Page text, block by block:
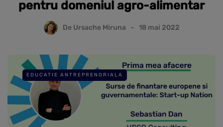
pentru domeniul agro-alimentar
De Ursache Miruna 18 mai 2022
EDUCATIE ANTREPRENORIALA